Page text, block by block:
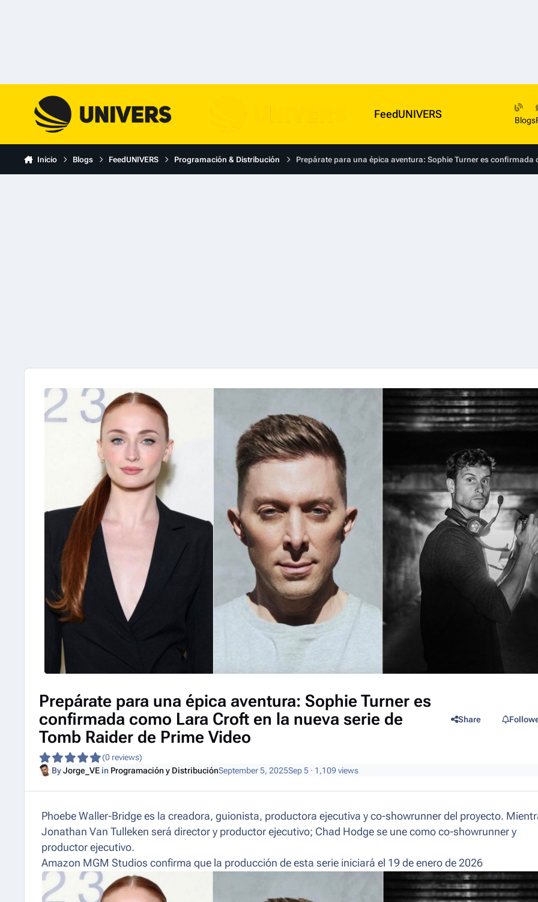
FeedUNIVERS Blogs
Inicio Blogs FeedUNIVERS Programación & Distribución Prepárate para una épica aventura: Sophie Turner es confirmada
Prepárate para una épica aventura: Sophie Turner es
confirmada como Lara Croft en la nueva serie de
Tomb Raider de Prime Video
(0 reviews)
Share
ByJorge_VEin Programación y DistribuciónSeptember 5, 2025Sep 5· 1,109 views
Phoebe Waller-Bridge es la creadora, guionista, productora ejecutiva y co-showrunner del proyecto.
Jonathan Van Tulleken será director y productor ejecutivo; Chad Hodge se une como co-showrunner y
productor ejecutivo.
Amazon MGM Studios confirma que la producción de esta serie iniciará el 19 de enero de 2026